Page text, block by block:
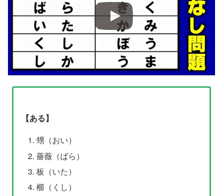
【ある】
甥（おい）
薔薇（ばら）
板（いた）
櫛（くし）